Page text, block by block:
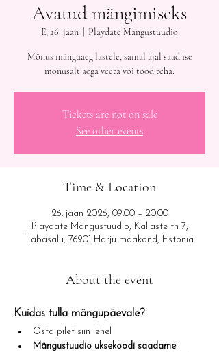
Avatud mängimiseks
E, 26. jaan Playdate Mängustuudio
Mõnus mänguaeg lastele, samal ajal saad ise
mõnusalt aega veeta või tööd teha.
Tickets are not on sale
See other events
Time & Location
26. jaan 2026, 09:00 – 20:00
Playdate Mängustuudio, Kallaste tn 7,
Tabasalu, 76901 Harju maakond, Estonia
About the event
Kuidas tulla mängupäevale?​
Osta pilet siin lehel
Mängustuudio uksekoodi saadame